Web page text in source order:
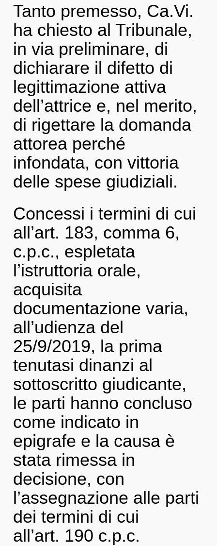
Tanto premesso, Ca.Vi.
ha chiesto al Tribunale,
in via preliminare, di
dichiarare il difetto di
legittimazione attiva
dell’attrice e, nel merito,
di rigettare la domanda
attorea perché
infondata, con vittoria
delle spese giudiziali.
Concessi i termini di cui
all’art. 183, comma 6,
c.p.c., espletata
l’istruttoria orale,
acquisita
documentazione varia,
all’udienza del
25/9/2019, la prima
tenutasi dinanzi al
sottoscritto giudicante,
le parti hanno concluso
come indicato in
epigrafe e la causa è
stata rimessa in
decisione, con
l’assegnazione alle parti
dei termini di cui
all’art. 190 c.p.c.